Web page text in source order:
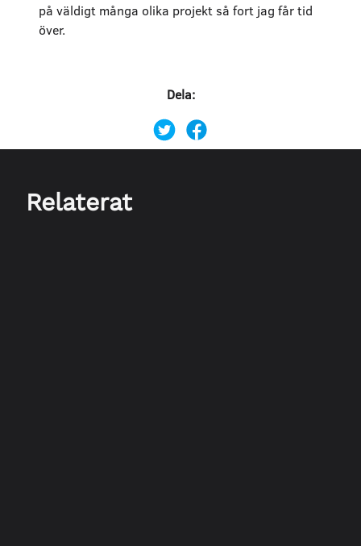
på väldigt många olika projekt så fort jag får tid
över.
Dela:
Relaterat